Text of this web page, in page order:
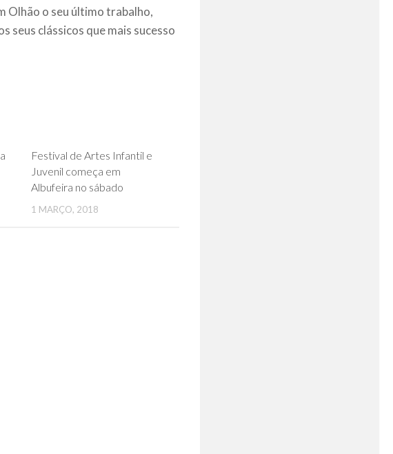
Olhão o seu último trabalho,
seus clássicos que mais sucesso
Festival de Artes Infantil e
Juvenil começa em
Albufeira no sábado
1 MARÇO, 2018